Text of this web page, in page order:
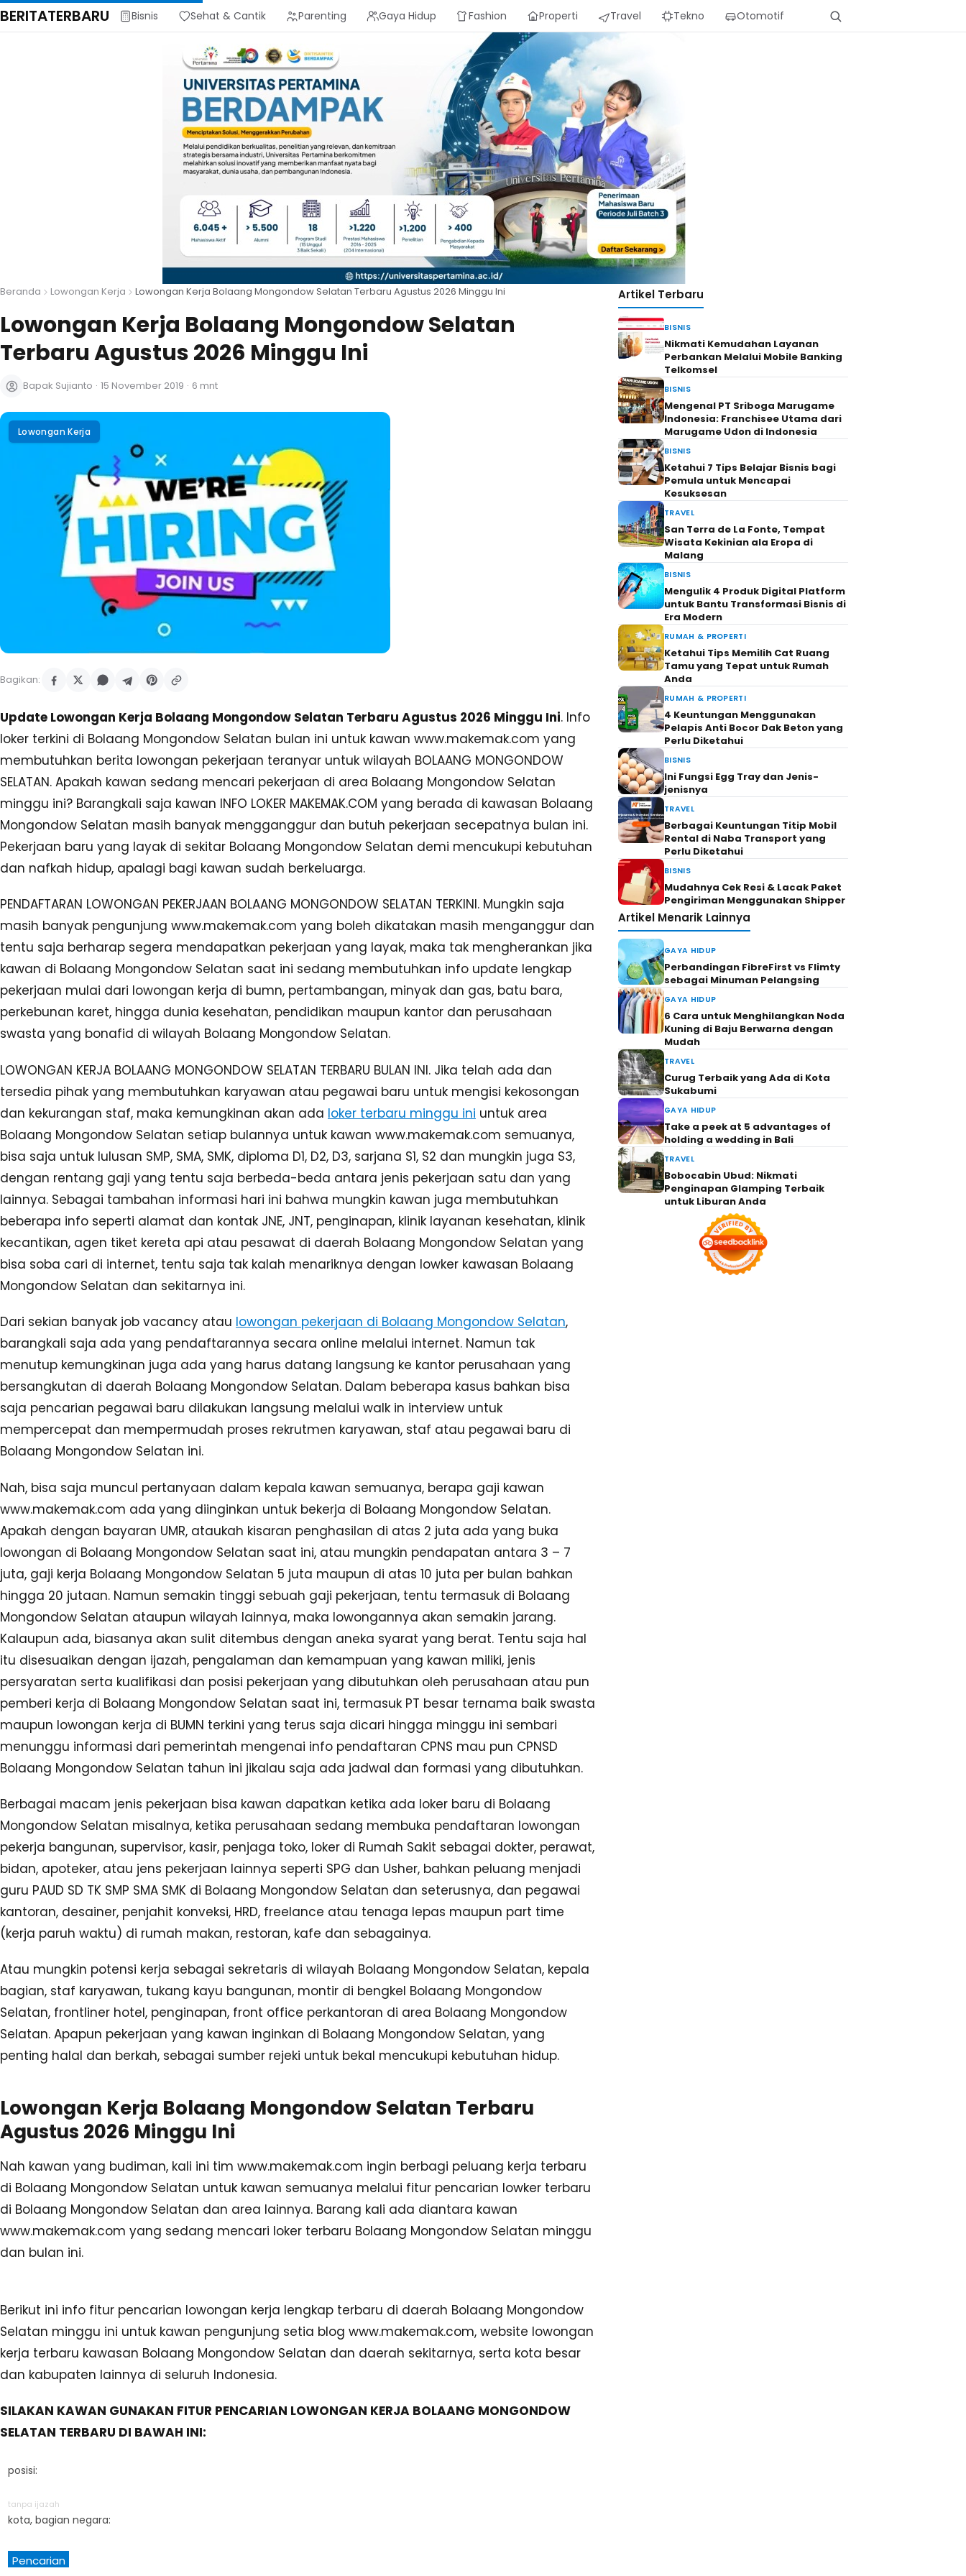
BERITATERBARU Bisnis Sehat & Cantik Parenting Gaya Hidup Fashion Properti Travel Tekno Otomotif
Beranda Lowongan Kerja Lowongan Kerja Bolaang Mongondow Selatan Terbaru Agustus 2026 Minggu Ini
Lowongan Kerja Bolaang Mongondow Selatan
Terbaru Agustus 2026 Minggu Ini
Bapak Sujianto · 15 November 2019 · 6 mnt
Lowongan Kerja
Bagikan:
Update Lowongan Kerja Bolaang Mongondow Selatan Terbaru Agustus 2026 Minggu Ini. Info
loker terkini di Bolaang Mongondow Selatan bulan ini untuk kawan www.makemak.com yang
membutuhkan berita lowongan pekerjaan teranyar untuk wilayah BOLAANG MONGONDOW
SELATAN. Apakah kawan sedang mencari pekerjaan di area Bolaang Mongondow Selatan
minggu ini? Barangkali saja kawan INFO LOKER MAKEMAK.COM yang berada di kawasan Bolaang
Mongondow Selatan masih banyak mengganggur dan butuh pekerjaan secepatnya bulan ini.
Pekerjaan baru yang layak di sekitar Bolaang Mongondow Selatan demi mencukupi kebutuhan
dan nafkah hidup, apalagi bagi kawan sudah berkeluarga.
PENDAFTARAN LOWONGAN PEKERJAAN BOLAANG MONGONDOW SELATAN TERKINI. Mungkin saja
masih banyak pengunjung www.makemak.com yang boleh dikatakan masih menganggur dan
tentu saja berharap segera mendapatkan pekerjaan yang layak, maka tak mengherankan jika
kawan di Bolaang Mongondow Selatan saat ini sedang membutuhkan info update lengkap
pekerjaan mulai dari lowongan kerja di bumn, pertambangan, minyak dan gas, batu bara,
perkebunan karet, hingga dunia kesehatan, pendidikan maupun kantor dan perusahaan
swasta yang bonafid di wilayah Bolaang Mongondow Selatan.
LOWONGAN KERJA BOLAANG MONGONDOW SELATAN TERBARU BULAN INI. Jika telah ada dan
tersedia pihak yang membutuhkan karyawan atau pegawai baru untuk mengisi kekosongan
dan kekurangan staf, maka kemungkinan akan ada loker terbaru minggu ini untuk area
Bolaang Mongondow Selatan setiap bulannya untuk kawan www.makemak.com semuanya,
bisa saja untuk lulusan SMP, SMA, SMK, diploma D1, D2, D3, sarjana S1, S2 dan mungkin juga S3,
dengan rentang gaji yang tentu saja berbeda-beda antara jenis pekerjaan satu dan yang
lainnya. Sebagai tambahan informasi hari ini bahwa mungkin kawan juga membutuhkan
beberapa info seperti alamat dan kontak JNE, JNT, penginapan, klinik layanan kesehatan, klinik
kecantikan, agen tiket kereta api atau pesawat di daerah Bolaang Mongondow Selatan yang
bisa soba cari di internet, tentu saja tak kalah menariknya dengan lowker kawasan Bolaang
Mongondow Selatan dan sekitarnya ini.
Dari sekian banyak job vacancy atau lowongan pekerjaan di Bolaang Mongondow Selatan,
barangkali saja ada yang pendaftarannya secara online melalui internet. Namun tak
menutup kemungkinan juga ada yang harus datang langsung ke kantor perusahaan yang
bersangkutan di daerah Bolaang Mongondow Selatan. Dalam beberapa kasus bahkan bisa
saja pencarian pegawai baru dilakukan langsung melalui walk in interview untuk
mempercepat dan mempermudah proses rekrutmen karyawan, staf atau pegawai baru di
Bolaang Mongondow Selatan ini.
Nah, bisa saja muncul pertanyaan dalam kepala kawan semuanya, berapa gaji kawan
www.makemak.com ada yang diinginkan untuk bekerja di Bolaang Mongondow Selatan.
Apakah dengan bayaran UMR, ataukah kisaran penghasilan di atas 2 juta ada yang buka
lowongan di Bolaang Mongondow Selatan saat ini, atau mungkin pendapatan antara 3 – 7
juta, gaji kerja Bolaang Mongondow Selatan 5 juta maupun di atas 10 juta per bulan bahkan
hingga 20 jutaan. Namun semakin tinggi sebuah gaji pekerjaan, tentu termasuk di Bolaang
Mongondow Selatan ataupun wilayah lainnya, maka lowongannya akan semakin jarang.
Kalaupun ada, biasanya akan sulit ditembus dengan aneka syarat yang berat. Tentu saja hal
itu disesuaikan dengan ijazah, pengalaman dan kemampuan yang kawan miliki, jenis
persyaratan serta kualifikasi dan posisi pekerjaan yang dibutuhkan oleh perusahaan atau pun
pemberi kerja di Bolaang Mongondow Selatan saat ini, termasuk PT besar ternama baik swasta
maupun lowongan kerja di BUMN terkini yang terus saja dicari hingga minggu ini sembari
menunggu informasi dari pemerintah mengenai info pendaftaran CPNS mau pun CPNSD
Bolaang Mongondow Selatan tahun ini jikalau saja ada jadwal dan formasi yang dibutuhkan.
Berbagai macam jenis pekerjaan bisa kawan dapatkan ketika ada loker baru di Bolaang
Mongondow Selatan misalnya, ketika perusahaan sedang membuka pendaftaran lowongan
pekerja bangunan, supervisor, kasir, penjaga toko, loker di Rumah Sakit sebagai dokter, perawat,
bidan, apoteker, atau jens pekerjaan lainnya seperti SPG dan Usher, bahkan peluang menjadi
guru PAUD SD TK SMP SMA SMK di Bolaang Mongondow Selatan dan seterusnya, dan pegawai
kantoran, desainer, penjahit konveksi, HRD, freelance atau tenaga lepas maupun part time
(kerja paruh waktu) di rumah makan, restoran, kafe dan sebagainya.
Atau mungkin potensi kerja sebagai sekretaris di wilayah Bolaang Mongondow Selatan, kepala
bagian, staf karyawan, tukang kayu bangunan, montir di bengkel Bolaang Mongondow
Selatan, frontliner hotel, penginapan, front office perkantoran di area Bolaang Mongondow
Selatan. Apapun pekerjaan yang kawan inginkan di Bolaang Mongondow Selatan, yang
penting halal dan berkah, sebagai sumber rejeki untuk bekal mencukupi kebutuhan hidup.
Lowongan Kerja Bolaang Mongondow Selatan Terbaru
Agustus 2026 Minggu Ini
Nah kawan yang budiman, kali ini tim www.makemak.com ingin berbagi peluang kerja terbaru
di Bolaang Mongondow Selatan untuk kawan semuanya melalui fitur pencarian lowker terbaru
di Bolaang Mongondow Selatan dan area lainnya. Barang kali ada diantara kawan
www.makemak.com yang sedang mencari loker terbaru Bolaang Mongondow Selatan minggu
dan bulan ini.
Berikut ini info fitur pencarian lowongan kerja lengkap terbaru di daerah Bolaang Mongondow
Selatan minggu ini untuk kawan pengunjung setia blog www.makemak.com, website lowongan
kerja terbaru kawasan Bolaang Mongondow Selatan dan daerah sekitarnya, serta kota besar
dan kabupaten lainnya di seluruh Indonesia.
SILAKAN KAWAN GUNAKAN FITUR PENCARIAN LOWONGAN KERJA BOLAANG MONGONDOW
SELATAN TERBARU DI BAWAH INI:
posisi:
tanpa ijazah
kota, bagian negara:
Pencarian
Artikel Terbaru
BISNIS
Nikmati Kemudahan Layanan
Perbankan Melalui Mobile Banking
Telkomsel
BISNIS
Mengenal PT Sriboga Marugame
Indonesia: Franchisee Utama dari
Marugame Udon di Indonesia
BISNIS
Ketahui 7 Tips Belajar Bisnis bagi
Pemula untuk Mencapai
Kesuksesan
TRAVEL
San Terra de La Fonte, Tempat
Wisata Kekinian ala Eropa di
Malang
BISNIS
Mengulik 4 Produk Digital Platform
untuk Bantu Transformasi Bisnis di
Era Modern
RUMAH & PROPERTI
Ketahui Tips Memilih Cat Ruang
Tamu yang Tepat untuk Rumah
Anda
RUMAH & PROPERTI
4 Keuntungan Menggunakan
Pelapis Anti Bocor Dak Beton yang
Perlu Diketahui
BISNIS
Ini Fungsi Egg Tray dan Jenis-
jenisnya
TRAVEL
Berbagai Keuntungan Titip Mobil
Rental di Naba Transport yang
Perlu Diketahui
BISNIS
Mudahnya Cek Resi & Lacak Paket
Pengiriman Menggunakan Shipper
Artikel Menarik Lainnya
GAYA HIDUP
Perbandingan FibreFirst vs Flimty
sebagai Minuman Pelangsing
GAYA HIDUP
6 Cara untuk Menghilangkan Noda
Kuning di Baju Berwarna dengan
Mudah
TRAVEL
Curug Terbaik yang Ada di Kota
Sukabumi
GAYA HIDUP
Take a peek at 5 advantages of
holding a wedding in Bali
TRAVEL
Bobocabin Ubud: Nikmati
Penginapan Glamping Terbaik
untuk Liburan Anda